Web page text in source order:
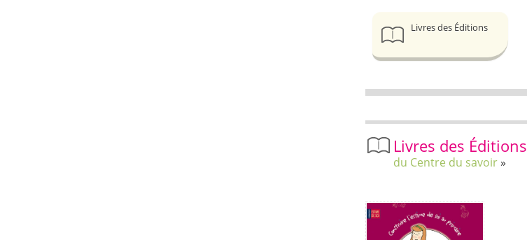
Livres des Éditions
Livres des Éditions
du Centre du savoir